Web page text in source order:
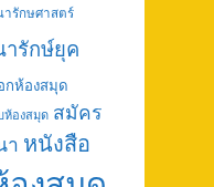
ารักษศาสตร์
รักษ์ยุค
กห้องสมุด
ห้องสมุด สมัคร
า หนังสือ